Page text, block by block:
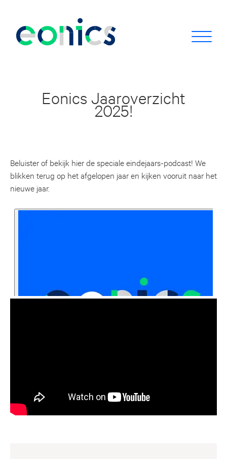
Eonics Jaaroverzicht
2025!
Beluister of bekijk hier de speciale eindejaars-podcast! We
blikken terug op het afgelopen jaar en kijken vooruit naar het
nieuwe jaar.